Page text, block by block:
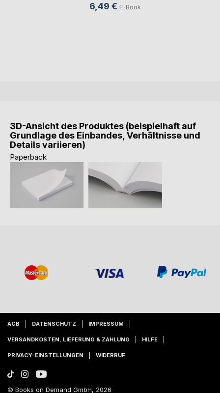
6,49 € E-Book
3D-Ansicht des Produktes (beispielhaft auf
Grundlage des Einbandes, Verhältnisse und
Details variieren)
Paperback
AGB DATENSCHUTZ IMPRESSUM
VERSANDKOSTEN, LIEFERUNG & ZAHLUNG HILFE
PRIVACY-EINSTELLUNGEN WIDERRUF
© Books on Demand GmbH, 2026